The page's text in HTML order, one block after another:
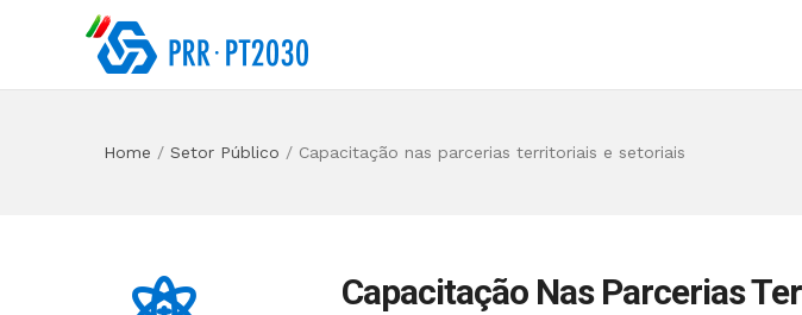
Home / Setor Público / Capacitação nas parcerias territoriais e setoriais
Capacitação Nas Parcerias